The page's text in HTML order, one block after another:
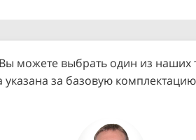
можете выбрать один из
за базовую